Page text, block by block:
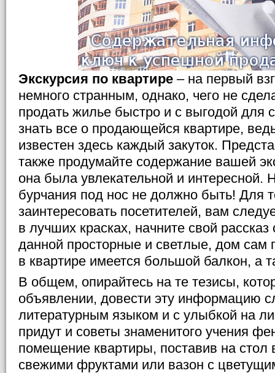
Экскурсия по квартире – на первый
немного странным, однако, чего не
продать жилье быстро и с выгодой для
знать все о продающейся квартире,
известен здесь каждый закуток.
также продумайте содержание вашей
она была увлекательной и интересной.
бурчания под нос не должно быть! Для
заинтересовать посетителей, вам
в лучших красках, начните свой рассказ
данной просторные и светлые, дом сам
в квартире имеется большой балкон, а
В общем, опирайтесь на те тезисы,
объявлении, довести эту информацию
литературным языком и с улыбкой на
придут и советы знаменитого учения
помещение квартиры, поставив на стол
свежими фруктами или вазон с